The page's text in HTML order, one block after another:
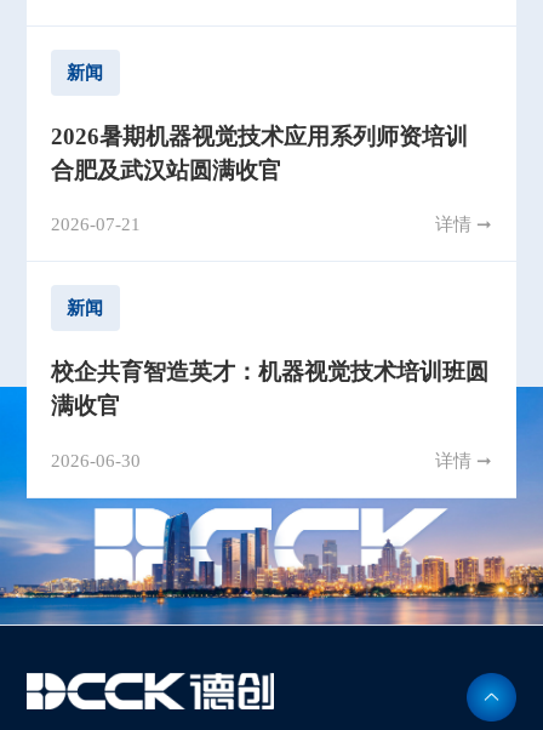
新闻
2026暑期机器视觉技术应用系列师资培训
合肥及武汉站圆满收官
2026-07-21 详情 ➞
新闻
校企共育智造英才：机器视觉技术培训班圆
满收官
2026-06-30 详情 ➞